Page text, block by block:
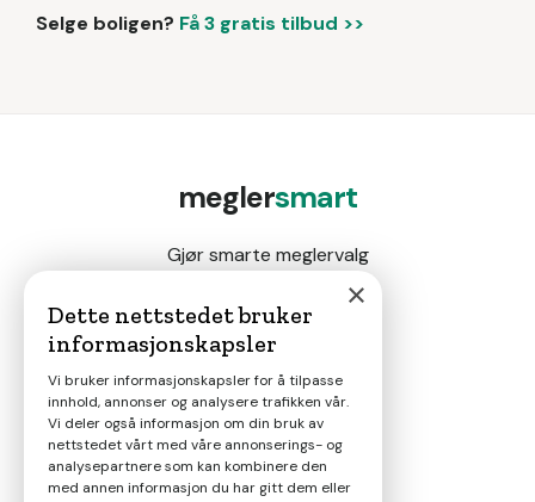
Selge boligen? Få 3 gratis tilbud >>
meglersmart
Gjør smarte meglervalg
Magasin
Nyheter
Om oss
×
Dette nettstedet bruker
informasjonskapsler
Vi bruker informasjonskapsler for å tilpasse
innhold, annonser og analysere trafikken vår.
Vi deler også informasjon om din bruk av
nettstedet vårt med våre annonserings- og
analysepartnere som kan kombinere den
med annen informasjon du har gitt dem eller